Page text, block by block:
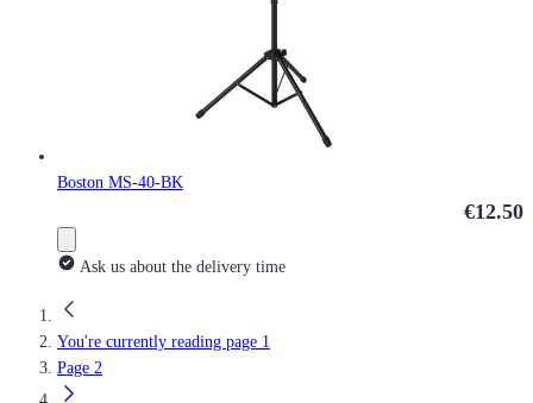
Boston MS-40-BK
€12.50
Ask us about the delivery time
You're currently reading page 1
Page 2